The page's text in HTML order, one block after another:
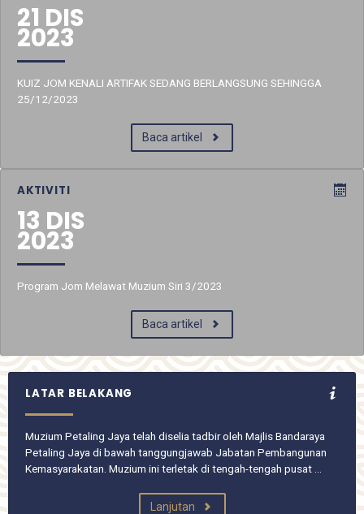
21 DIS
2023
KUIZ JOM KENALI ARTIFAK SEDANG BERLANGSUNG SEHINGGA
25/12/2023
Baca artikel
AKTIVITI
13 DIS
2023
Program Jom Melawat Muzium Siri 3/2023
Baca artikel
LATAR BELAKANG
Muzium Petaling Jaya telah diselia tadbir oleh Majlis Bandaraya
Petaling Jaya di bawah tanggungjawab Jabatan Pembangunan
Kemasyarakatan. Muzium ini terletak di tengah-tengah pusat …
Lanjutan